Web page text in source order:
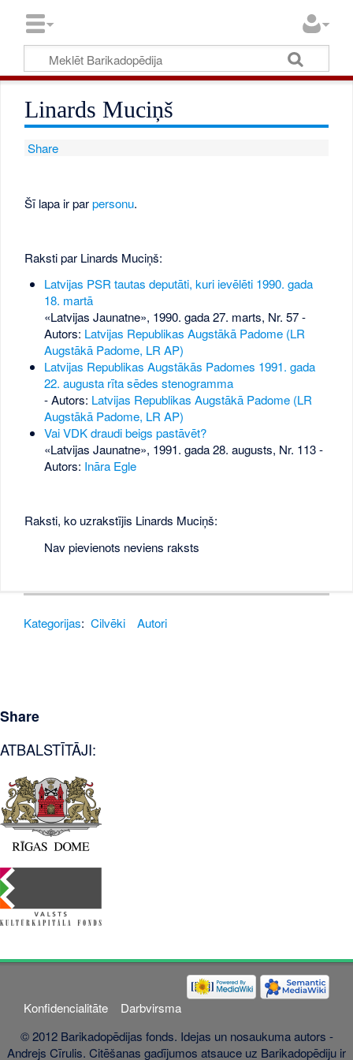
Linards Muciņš
Share
Šī lapa ir parpersonu.
Raksti par Linards Muciņš:
Latvijas PSR tautas deputāti, kuri ievēlēti 1990. gada
18. martā
«Latvijas Jaunatne», 1990. gada 27. marts, Nr. 57-
Autors: Latvijas Republikas Augstākā Padome (LR
Augstākā Padome, LR AP)
Latvijas Republikas Augstākās Padomes 1991. gada
22. augusta rīta sēdes stenogramma
- Autors: Latvijas Republikas Augstākā Padome (LR
Augstākā Padome, LR AP)
Vai VDK draudi beigs pastāvēt?
«Latvijas Jaunatne», 1991. gada 28. augusts, Nr. 113-
Autors: Ināra Egle
Raksti, ko uzrakstījis Linards Muciņš:
Nav pievienots neviens raksts
Kategorijas: Cilvēki Autori
Share
ATBALSTĪTĀJI:
Konfidencialitāte
Darbvirsma
© 2012 Barikadopēdijas fonds. Idejas un nosaukuma autors -
Andrejs Cīrulis. Citēšanas gadījumos atsauce uz Barikadopēdiju ir